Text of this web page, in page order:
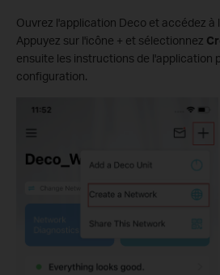
Ouvrez l'application Deco et accédez à
Appuyez sur l'icône + et sélectionnez
ensuite les instructions de l'application
configuration.